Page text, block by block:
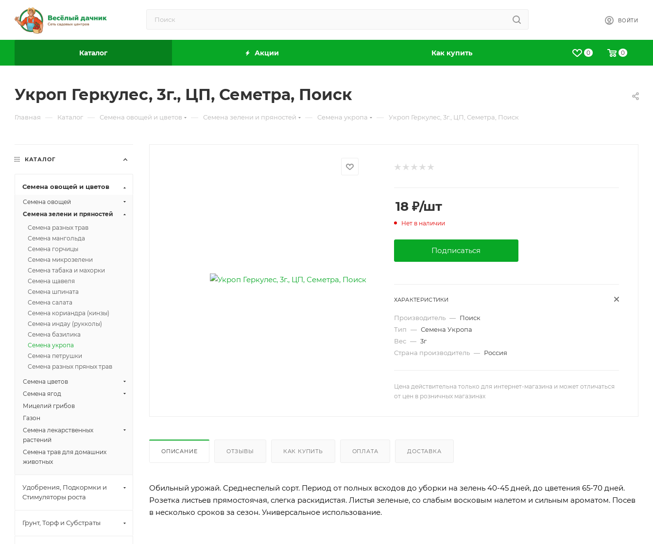
ВОЙТИ
0 0
Каталог Акции Как купить
Укроп Геркулес, 3г., ЦП, Семетра, Поиск
Главная — Каталог — Семена овощей и цветов — Семена зелени и пряностей — Семена укропа — Укроп Геркулес, 3г., ЦП, Семетра, Поиск
18₽/шт
Нет в наличии
Подписаться
ХАРАКТЕРИСТИКИ
Производитель — Поиск
Тип — Семена Укропа
Вес — 3г
Страна производитель — Россия
Цена действительна только для интернет-магазина и может отличаться
от цен в розничных магазинах
ОПИСАНИЕ ОТЗЫВЫ КАК КУПИТЬ ОПЛАТА ДОСТАВКА
Обильный урожай. Среднеспелый сорт. Период от полных всходов до уборки на зелень 40-45 дней, до цветения 65-70 дней.
Розетка листьев прямостоячая, слегка раскидистая. Листья зеленые, со слабым восковым налетом и сильным ароматом. Посев
в несколько сроков за сезон. Универсальное использование.
КАТАЛОГ
Семена овощей и цветов
Семена овощей
Семена зелени и пряностей
Семена разных трав
Семена мангольда
Семена горчицы
Семена микрозелени
Семена табака и махорки
Семена щавеля
Семена шпината
Семена салата
Семена кориандра (кинзы)
Семена индау (рукколы)
Семена базилика
Семена укропа
Семена петрушки
Семена разных пряных трав
Семена цветов
Семена ягод
Мицелий грибов
Газон
Семена лекарственных
растений
Семена трав для домашних
животных
Удобрения, Подкормки и
Стимуляторы роста
Грунт, Торф и Субстраты